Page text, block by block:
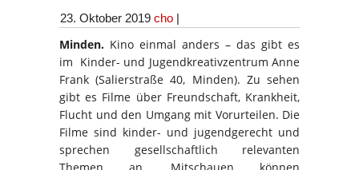
23. Oktober 2019 cho |
Minden. Kino einmal anders – das gibt es
im Kinder- und Jugendkreativzentrum Anne
Frank (Salierstraße 40, Minden). Zu sehen
gibt es Filme über Freundschaft, Krankheit,
Flucht und den Umgang mit Vorurteilen. Die
Filme sind kinder- und jugendgerecht und
sprechen gesellschaftlich relevanten